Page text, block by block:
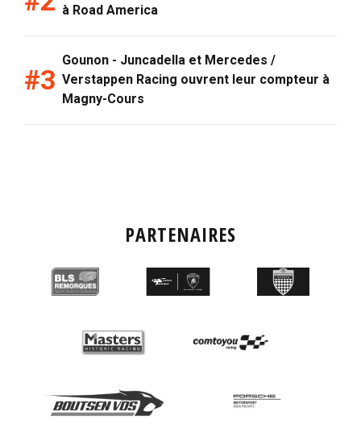
à Road America
Gounon - Juncadella et Mercedes /
Verstappen Racing ouvrent leur compteur à
Magny-Cours
PARTENAIRES